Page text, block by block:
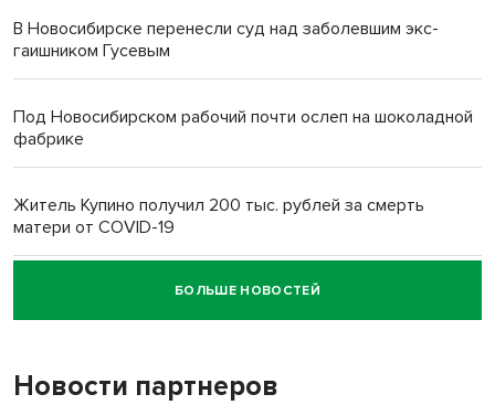
В Новосибирске перенесли суд над заболевшим экс-
гаишником Гусевым
Под Новосибирском рабочий почти ослеп на шоколадной
фабрике
Житель Купино получил 200 тыс. рублей за смерть
матери от COVID-19
Новосибирский суд наказал водителя за смерть
пенсионерки на вокзале
БОЛЬШЕ НОВОСТЕЙ
Новости партнеров